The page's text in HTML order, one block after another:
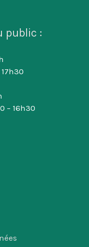
public :
– 16h30